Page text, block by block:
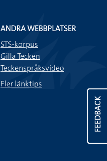
FEEDBACK
ANDRA WEBBPLATSER
STS-korpus
Gilla Tecken
Teckenspråksvideo
Fler länktips